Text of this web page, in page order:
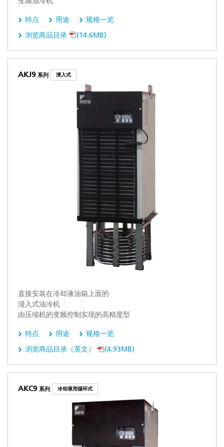
特点 用途
规格一览
浏览商品目录
(14.6MB)
AKJ9 系列 浸入式
直接安装在冷却液油箱上面的
浸入式油冷机
由压缩机的变频控制实现的高精度型
特点 用途
规格一览
浏览商品目录（英文）
(4.93MB)
AKC9 系列 冷却液用循环式